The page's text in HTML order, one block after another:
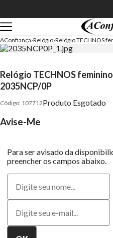
AConfiança Relógio Relógio TECHNOS
Relógio TECHNOS
2035NCP/0P
107712Produto Esgotado
Avise-Me
Para ser avisado da
preencher os campos abaixo.